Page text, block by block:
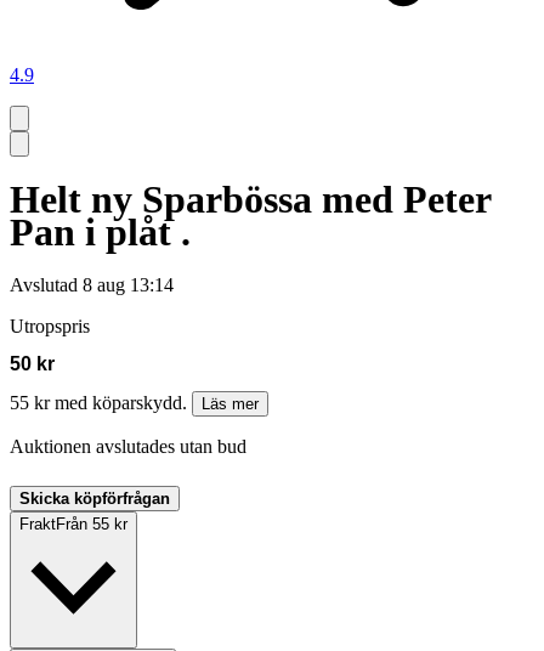
4.9
Helt ny Sparbössa med Peter
Pan i plåt .
Avslutad 8 aug 13:14
Utropspris
50 kr
55 kr med köparskydd.
Läs mer
Auktionen avslutades utan bud
Skicka köpförfrågan
FraktFrån 55 kr